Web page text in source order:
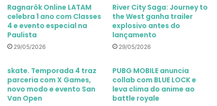
Ragnarök Online LATAM
celebra 1 ano com Classes
4 e evento especial na
Paulista
29/05/2026
River City Saga: Journey to
the West ganha trailer
explosivo antes do
lançamento
29/05/2026
skate. Temporada 4 traz
parceria com X Games,
novo modo e evento San
Van Open
PUBG MOBILE anuncia
collab com BLUE LOCK e
leva clima do anime ao
battle royale